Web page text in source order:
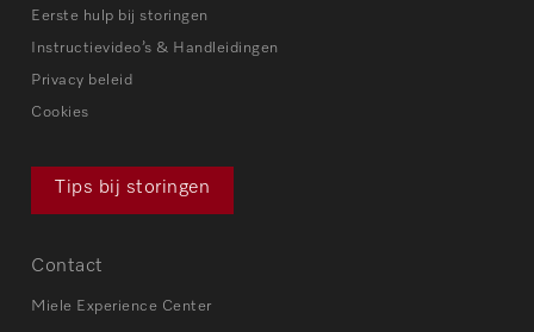
Eerste hulp bij storingen
Instructievideo’s & Handleidingen
Privacy beleid
Cookies
Tips bij storingen
Contact
Miele Experience Center